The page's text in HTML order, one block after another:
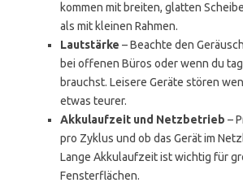
kommen mit breiten, glatten
als mit kleinen Rahmen.
Lautstärke – Beachte den
bei offenen Büros oder wenn du
brauchst. Leisere Geräte stören
etwas teurer.
Akkulaufzeit und Netzbetrieb –
pro Zyklus und ob das Gerät im
Lange Akkulaufzeit ist wichtig für
Fensterflächen.